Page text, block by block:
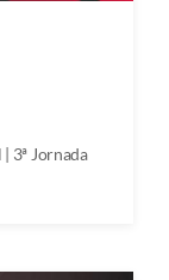
3ª Jornada